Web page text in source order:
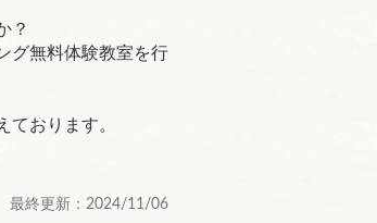
？
グ無料体験教室を行
ております。
終更新：2024/11/06